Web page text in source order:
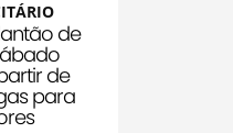
de
de
para